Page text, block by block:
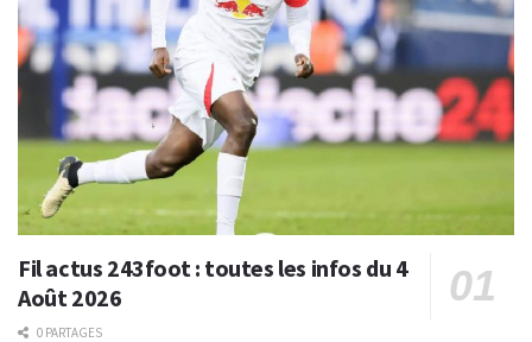
Fil actus 243foot : toutes les infos du 4
Août 2026
0 PARTAGES